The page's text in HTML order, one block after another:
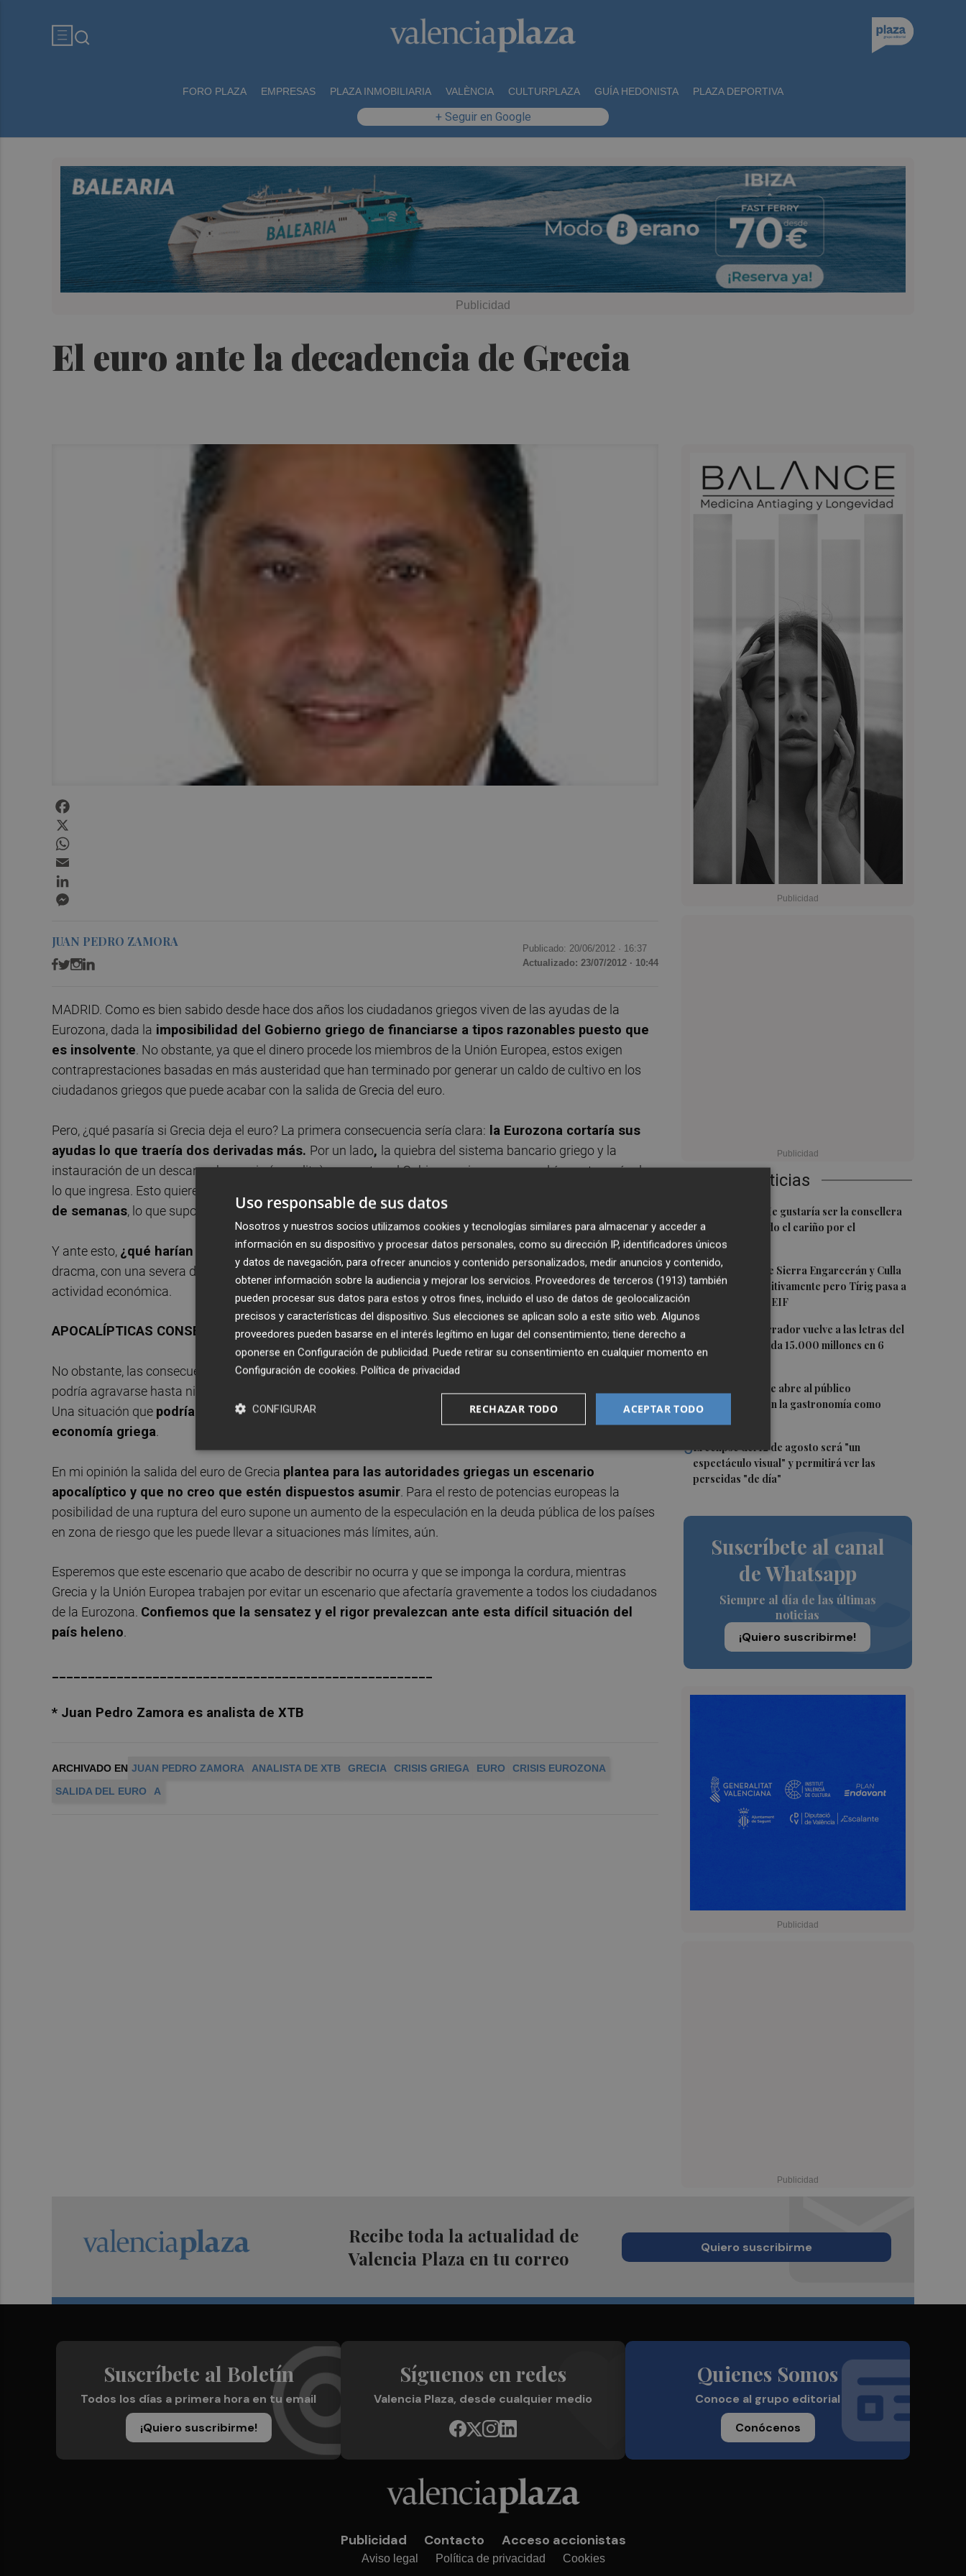
FORO PLAZA EMPRESAS PLAZA INMOBILIARIA VALÈNCIA CULTURPLAZA GUÍA HEDONISTA PLAZA DEPORTIVA
+ Seguir en Google
El euro ante la decadencia de Grecia
Últimas Noticias
Carmen Ortí: "Me gustaría ser la consellera
que ha estimulado el cariño por el
valenciano"
2Los incendios de Sierra Engarcerán y Culla
evolucionan positivamente pero Tírig pasa a
situación 2 del PEIF
3
El pequeño ahorrador vuelve a las letras del
Tesoro y demanda 15.000 millones en 6
4 El oleoturismo se abre al público
internacional con la gastronomía como
5El eclipse del 12 de agosto será "un
espectáculo visual" y permitirá ver las
perseidas "de día"
Suscríbete al canal
de Whatsapp
Siempre al día de las últimas
noticias
¡Quiero suscribirme!
JUAN PEDRO ZAMORA Publicado: 20/06/2012 · 16:37
Actualizado: 23/07/2012 · 10:44
MADRID. Como es bien sabido desde hace dos años los ciudadanos griegos viven de las ayudas de la
Eurozona, dada la imposibilidad del Gobierno griego de financiarse a tipos razonables puesto que
es insolvente. No obstante, ya que el dinero procede los miembros de la Unión Europea, estos exigen
contraprestaciones basadas en más austeridad que han terminado por generar un caldo de cultivo en los
ciudadanos griegos que puede acabar con la salida de Grecia del euro.
Pero, ¿qué pasaría si Grecia deja el euro? La primera consecuencia sería clara: la Eurozona cortaría sus
ayudas lo que traería dos derivadas más. Por un lado, la quiebra del sistema bancario griego y la
instauración de un descanso bancario (corralito); y, por otro, el Gobierno griego ya no podría gastar más de
lo que ingresa. Esto quiere decir que
de semanas, lo que supondría una radical caída del consumo y de la inversión.
Y ante esto, ¿qué harían las autoridades griegas?Probablemente instaurar de nuevo su moneda, el
dracma, con una severa devaluación que abarataría las exportaciones y reactivaría a corto plazo la
actividad económica.
APOCALÍPTICAS CONSECUENCIAS
No obstante, las consecuencias de una depreciación de su moneda son incalculables y la devaluación
podría agravarse hasta niveles insospechados con la consecuente pérdida para el ahorro de los griegos.
Una situación que podría llevar a una hiperinflación de consecuencias más dañinas aún para la
economía griega.
En mi opinión la salida del euro de Grecia plantea para las autoridades griegas un escenario
apocalíptico y que no creo que estén dispuestos asumir. Para el resto de potencias europeas la
posibilidad de una ruptura del euro supone un aumento de la especulación en la deuda pública de los países
en zona de riesgo que les puede llevar a situaciones más límites, aún.
Esperemos que este escenario que acabo de describir no ocurra y que se imponga la cordura, mientras
Grecia y la Unión Europea trabajen por evitar un escenario que afectaría gravemente a todos los ciudadanos
de la Eurozona. Confiemos que la sensatez y el rigor prevalezcan ante esta difícil situación del
país heleno.
* Juan Pedro Zamora es analista de XTB
ARCHIVADO EN JUAN PEDRO ZAMORA ANALISTA DE XTB GRECIA CRISIS GRIEGA EURO
CRISIS EUROZONA
SALIDA DEL EURO
A
Recibe toda la actualidad de
Valencia Plaza en tu correo
Quiero suscribirme
Suscríbete al Boletín
Todos los días a primera hora en tu email
¡Quiero suscribirme!
Síguenos en redes
Valencia Plaza, desde cualquier medio
Quienes Somos
Conoce al grupo editorial
Conócenos
Publicidad Contacto Acceso accionistas
Aviso legal Política de privacidad Cookies
Uso responsable de sus datos
Nosotros y nuestros socios utilizamos cookies y tecnologías similares para almacenar y acceder a
información en su dispositivo y procesar datos personales, como su dirección IP, identificadores únicos
y datos de navegación, para ofrecer anuncios y contenido personalizados, medir anuncios y contenido,
obtener información sobre la audiencia y mejorar los servicios. Proveedores de terceros (1913) también
pueden procesar sus datos para estos y otros fines, incluido el uso de datos de geolocalización
precisos y características del dispositivo. Sus elecciones se aplican solo a este sitio web. Algunos
proveedores pueden basarse en el interés legítimo en lugar del consentimiento; tiene derecho a
oponerse en Configuración de publicidad. Puede retirar su consentimiento en cualquier momento en
Configuración de cookies. Política de privacidad
ACEPTAR TODO
RECHAZAR TODO
CONFIGURAR